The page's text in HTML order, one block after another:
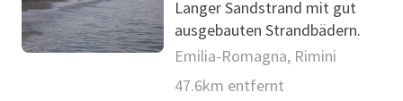
Langer Sandstrand mit gut
ausgebauten Strandbädern.
Emilia-Romagna, Rimini
47.6km entfernt